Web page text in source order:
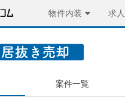
物件内装 求人
案件一覧